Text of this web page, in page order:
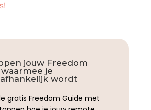
jouw Freedom
waarmee je
wordt
gratis Freedom Guide met